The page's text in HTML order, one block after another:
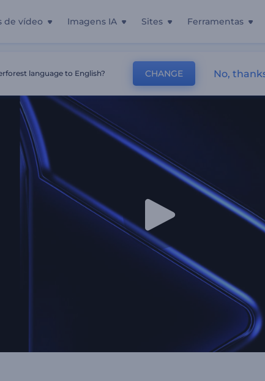
de vídeo Imagens IA Sites Ferramentas
language to English? CHANGE No,